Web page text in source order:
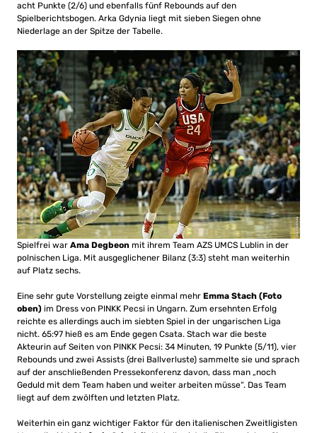
acht Punkte (2/6) und ebenfalls fünf Rebounds auf den
Spielberichtsbogen. Arka Gdynia liegt mit sieben Siegen ohne
Niederlage an der Spitze der Tabelle.
Spielfrei war Ama Degbeon mit ihrem Team AZS UMCS Lublin in der
polnischen Liga. Mit ausgeglichener Bilanz (3:3) steht man weiterhin
auf Platz sechs.
Eine sehr gute Vorstellung zeigte einmal mehr Emma Stach (Foto
oben) im Dress von PINKK Pecsi in Ungarn. Zum ersehnten Erfolg
reichte es allerdings auch im siebten Spiel in der ungarischen Liga
nicht. 65:97 hieß es am Ende gegen Csata. Stach war die beste
Akteurin auf Seiten von PINKK Pecsi: 34 Minuten, 19 Punkte (5/11), vier
Rebounds und zwei Assists (drei Ballverluste) sammelte sie und sprach
auf der anschließenden Pressekonferenz davon, dass man „noch
Geduld mit dem Team haben und weiter arbeiten müsse“. Das Team
liegt auf dem zwölften und letzten Platz.
Weiterhin ein ganz wichtiger Faktor für den italienischen Zweitligisten